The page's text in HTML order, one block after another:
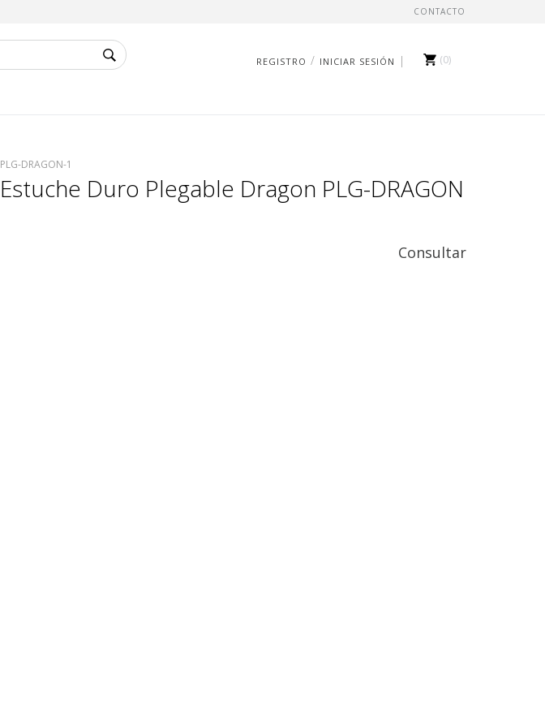
CONTACTO
REGISTRO / INICIAR SESIÓN 0
PLG-DRAGON-1
Estuche Duro Plegable Dragon PLG-DRAGON
Consultar